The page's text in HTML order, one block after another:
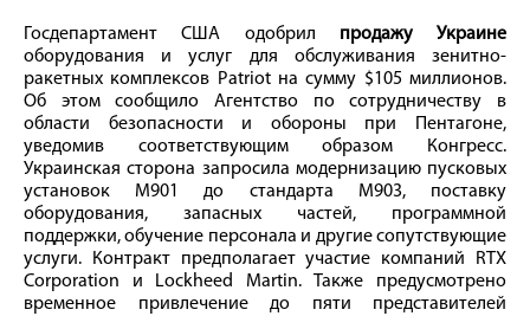
Госдепартамент США одобрил продажу Украине
оборудования и услуг для обслуживания зенитно-
ракетных комплексов Patriot на сумму $105 миллионов.
Об этом сообщило Агентство по сотрудничеству в
области безопасности и обороны при Пентагоне,
уведомив соответствующим образом Конгресс.
Украинская сторона запросила модернизацию пусковых
установок M901 до стандарта M903, поставку
оборудования, запасных частей, программной
поддержки, обучение персонала и другие сопутствующие
услуги. Контракт предполагает участие компаний RTX
Corporation и Lockheed Martin. Также предусмотрено
временное привлечение до пяти представителей